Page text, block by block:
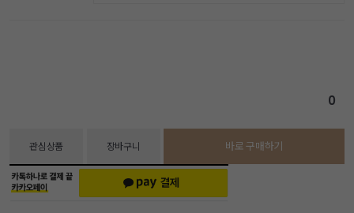
0
관심상품 장바구니 바로 구매하기